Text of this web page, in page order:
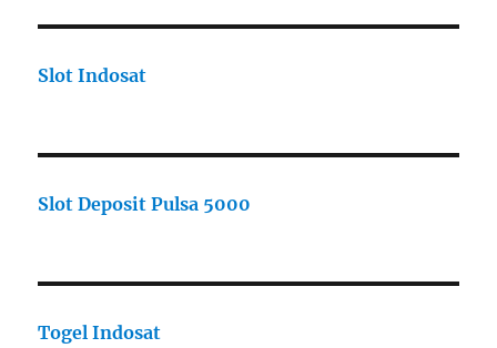
Slot Indosat
Slot Deposit Pulsa 5000
Togel Indosat